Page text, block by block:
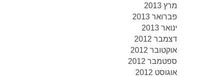
מרץ 2013
פברואר 2013
ינואר 2013
דצמבר 2012
אוקטובר 2012
ספטמבר 2012
אוגוסט 2012